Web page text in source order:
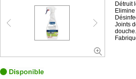
Détruit
Joints
douche.